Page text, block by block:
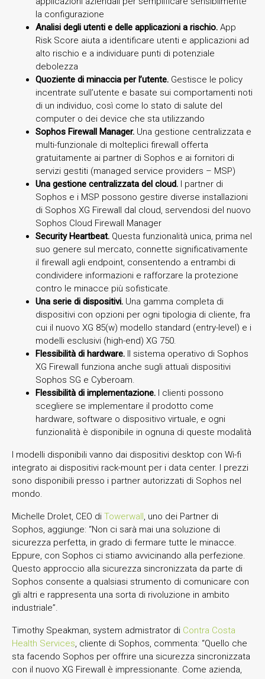
la configurazione
Analisi degli utenti e delle applicazioni a rischio. App
Risk Score aiuta a identificare utenti e applicazioni ad
alto rischio e a individuare punti di potenziale
debolezza
Quoziente di minaccia per l’utente. Gestisce le policy
incentrate sull’utente e basate sui comportamenti noti
di un individuo, così come lo stato di salute del
computer o dei device che sta utilizzando
Sophos Firewall Manager. Una gestione centralizzata e
multi-funzionale di molteplici firewall offerta
gratuitamente ai partner di Sophos e ai fornitori di
servizi gestiti (managed service providers – MSP)
Una gestione centralizzata del cloud. I partner di
Sophos e i MSP possono gestire diverse installazioni
di Sophos XG Firewall dal cloud, servendosi del nuovo
Sophos Cloud Firewall Manager
Security Heartbeat. Questa funzionalità unica, prima nel
suo genere sul mercato, connette significativamente
il firewall agli endpoint, consentendo a entrambi di
condividere informazioni e rafforzare la protezione
contro le minacce più sofisticate.
Una serie di dispositivi. Una gamma completa di
dispositivi con opzioni per ogni tipologia di cliente, fra
cui il nuovo XG 85(w) modello standard (entry-level) e i
modelli esclusivi (high-end) XG 750.
Flessibilità di hardware. Il sistema operativo di Sophos
XG Firewall funziona anche sugli attuali dispositivi
Sophos SG e Cyberoam.
Flessibilità di implementazione. I clienti possono
scegliere se implementare il prodotto come
hardware, software o dispositivo virtuale, e ogni
funzionalità è disponibile in ognuna di queste modalità
I modelli disponibili vanno dai dispositivi desktop con Wi-fi
integrato ai dispositivi rack-mount per i data center. I prezzi
sono disponibili presso i partner autorizzati di Sophos nel
mondo.
Michelle Drolet, CEO di Towerwall, uno dei Partner di
Sophos, aggiunge: “Non ci sarà mai una soluzione di
sicurezza perfetta, in grado di fermare tutte le minacce.
Eppure, con Sophos ci stiamo avvicinando alla perfezione.
Questo approccio alla sicurezza sincronizzata da parte di
Sophos consente a qualsiasi strumento di comunicare con
gli altri e rappresenta una sorta di rivoluzione in ambito
industriale”.
Timothy Speakman, system admistrator di Contra Costa
Health Services, cliente di Sophos, commenta: “Quello che
sta facendo Sophos per offrire una sicurezza sincronizzata
con il nuovo XG Firewall è impressionante. Come azienda,